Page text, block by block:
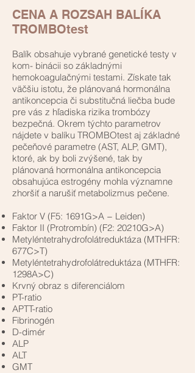
CENA A ROZSAH BALÍKA
TROMBOtest
Balík obsahuje vybrané genetické testy v
kom- binácii so základnými
hemokoagulačnými testami. Získate tak
väčšiu istotu, že plánovaná hormonálna
antikoncepcia či substitučná liečba bude
pre vás z hľadiska rizika trombózy
bezpečná. Okrem týchto parametrov
nájdete v balíku TROMBOtest aj základné
pečeňové parametre (AST, ALP, GMT),
ktoré, ak by boli zvýšené, tak by
plánovaná hormonálna antikoncepcia
obsahujúca estrogény mohla významne
zhoršiť a narušiť metabolizmus pečene.
Faktor V (F5: 1691G>A − Leiden)
Faktor II (Protrombín) (F2: 20210G>A)
Metyléntetrahydrofolátreduktáza (MTHFR:
677C>T)
Metyléntetrahydrofolátreduktáza (MTHFR:
1298A>C)
Krvný obraz s diferenciálom
PT-ratio
APTT-ratio
Fibrinogén
D-dimér
ALP
ALT
GMT